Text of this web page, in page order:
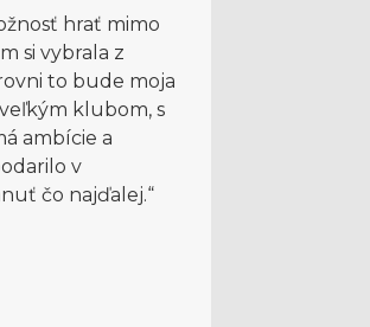
hrať mimo
si vybrala z
to bude moja
klubom, s
ambície a
v
čo najďalej.“